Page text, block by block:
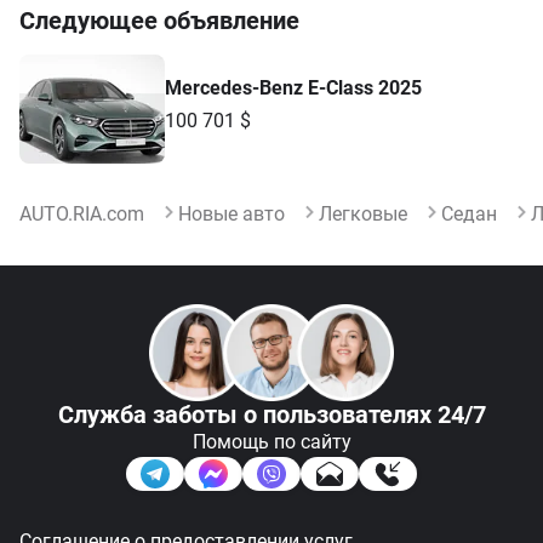
Следующее объявление
Mercedes-Benz E-Class 2025
100 701 $
AUTO.RIA.com Новые авто Легковые Седан
Служба заботы о пользователях 24/7
Помощь по сайту